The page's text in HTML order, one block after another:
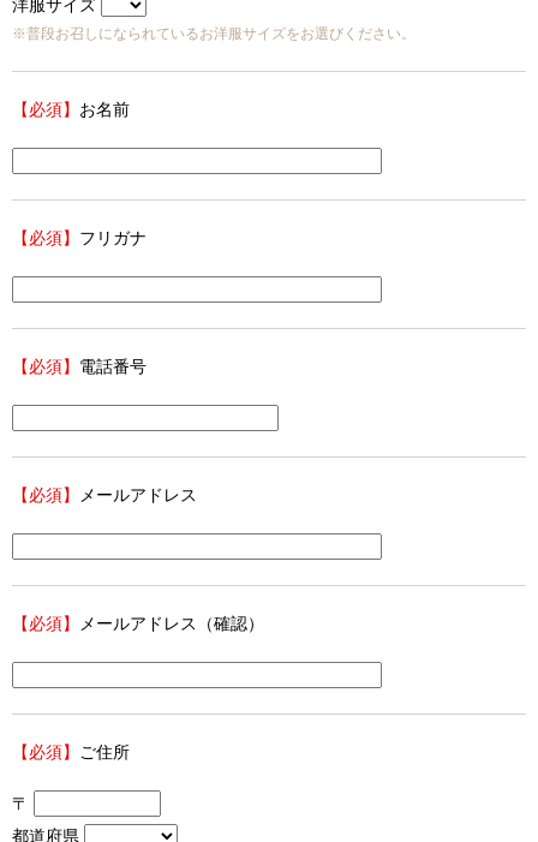
洋服サイズ
※普段お召しになられているお洋服サイズをお選びください。
【必須】 お名前
【必須】 フリガナ
【必須】 電話番号
【必須】 メールアドレス
【必須】 メールアドレス（確認）
【必須】 ご住所
〒
都道府県